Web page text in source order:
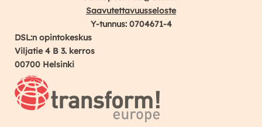
Saavutettavuusseloste
Y-tunnus: 0704671-4
DSL:n opintokeskus
Viljatie 4 B 3. kerros
00700 Helsinki